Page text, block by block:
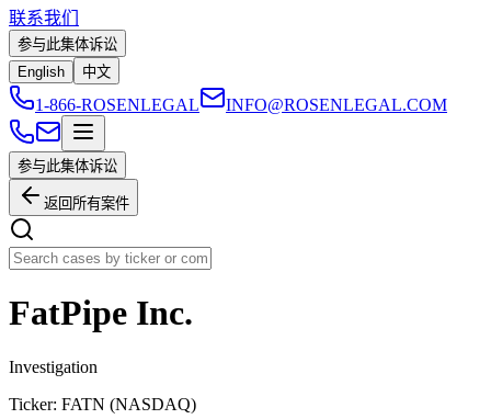
联系我们
参与此集体诉讼
English
中文
1-866-ROSENLEGAL INFO@ROSENLEGAL.COM
参与此集体诉讼
返回所有案件
FatPipe Inc.
Investigation
Ticker: FATN (NASDAQ)